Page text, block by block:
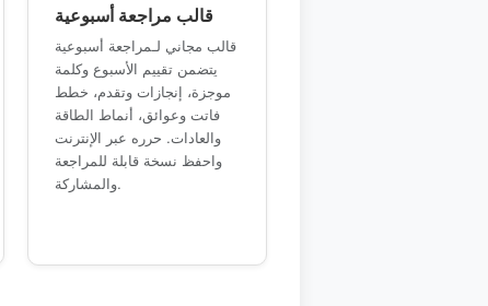
قالب مراجعة أسبوعية
قالب مجاني لـمراجعة أسبوعية
يتضمن تقييم الأسبوع وكلمة
موجزة، إنجازات وتقدم، خطط
فاتت وعوائق، أنماط الطاقة
والعادات. حرره عبر الإنترنت
واحفظ نسخة قابلة للمراجعة
والمشاركة.